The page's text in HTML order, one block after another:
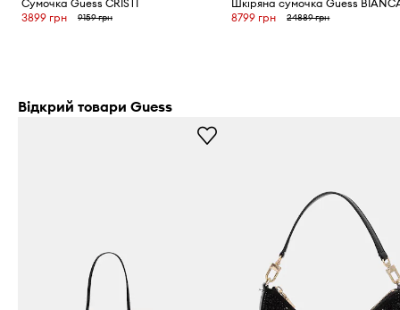
Сумочка Guess CRISTI
3899 грн
9159 грн
Шкіряна сумочка Guess
8799 грн
24889 грн
Відкрий товари Guess